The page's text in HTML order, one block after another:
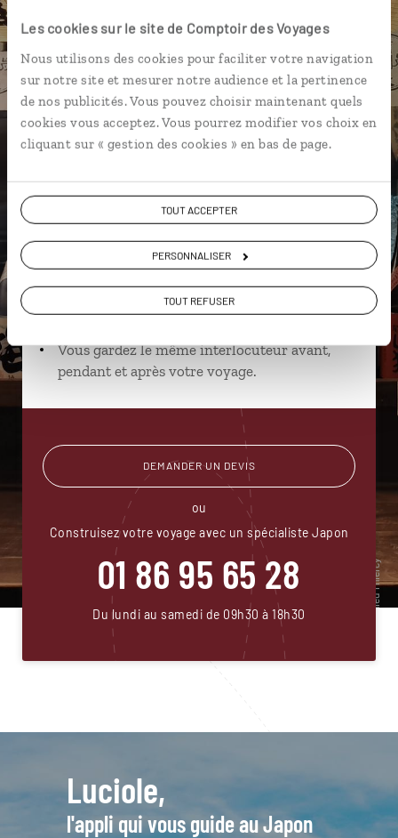
Les cookies sur le site de Comptoir des Voyages
Nous utilisons des cookies pour faciliter votre navigation
sur notre site et mesurer notre audience et la pertinence
de nos publicités. Vous pouvez choisir maintenant quels
cookies vous acceptez. Vous pourrez modifier vos choix en
cliquant sur « gestion des cookies » en bas de page.
TOUT ACCEPTER
PERSONNALISER
TOUT REFUSER
Oswald,
spécialiste Japon
Lire son interview
spécialistes
Ils sauront organiser votre itinéraire au plus
près de vos envies et de la réalité du pays.
connectés en agence, mais aussi par email ou
téléphone.
Vous gardez le même interlocuteur avant,
pendant et après votre voyage.
DEMANDER UN DEVIS
ou
Construisez votre voyage avec un spécialiste Japon
01 86 95 65 28
Du lundi au samedi de 09h30 à 18h30
Luciole,
l'appli qui vous guide au Japon